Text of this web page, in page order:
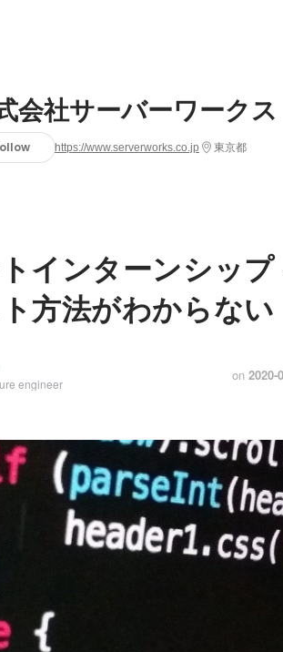
会社サーバーワークス
https://www.serverworks.co.jp 東京都
インターンシッ
方法がわからない
engineer
on 2020-